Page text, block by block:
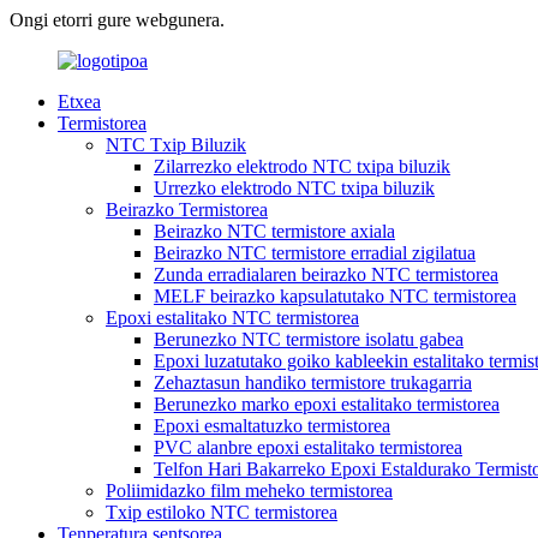
Ongi etorri gure webgunera.
Etxea
Termistorea
NTC Txip Biluzik
Zilarrezko elektrodo NTC txipa biluzik
Urrezko elektrodo NTC txipa biluzik
Beirazko Termistorea
Beirazko NTC termistore axiala
Beirazko NTC termistore erradial zigilatua
Zunda erradialaren beirazko NTC termistorea
MELF beirazko kapsulatutako NTC termistorea
Epoxi estalitako NTC termistorea
Berunezko NTC termistore isolatu gabea
Epoxi luzatutako goiko kableekin estalitako
Zehaztasun handiko termistore trukagarria
Berunezko marko epoxi estalitako termistorea
Epoxi esmaltatuzko termistorea
PVC alanbre epoxi estalitako termistorea
Telfon Hari Bakarreko Epoxi Estaldurako
Poliimidazko film meheko termistorea
Txip estiloko NTC termistorea
Tenperatura sentsorea